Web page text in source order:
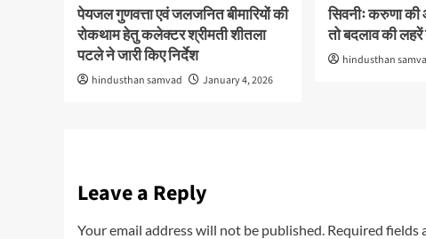
पेयजल गुणवत्ता एवं जलजनित बीमारियों की
रोकथाम हेतु कलेक्टर श्रीमती शीतला
पटले ने जारी किए निर्देश
hindusthan samvad January 4, 2026
सिवनीः करुणा
तो बदलाव की
hindusthan
Leave a Reply
Your email address will not be published. Required fields